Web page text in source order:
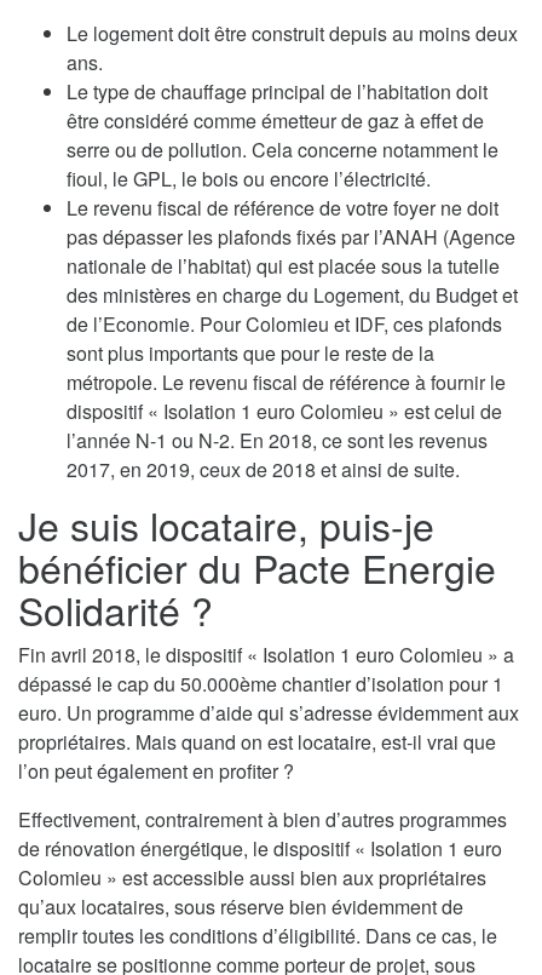
Le logement doit être construit depuis au moins deux
ans.
Le type de chauffage principal de l’habitation doit
être considéré comme émetteur de gaz à effet de
serre ou de pollution. Cela concerne notamment le
fioul, le GPL, le bois ou encore l’électricité.
Le revenu fiscal de référence de votre foyer ne doit
pas dépasser les plafonds fixés par l’ANAH (Agence
nationale de l’habitat) qui est placée sous la tutelle
des ministères en charge du Logement, du Budget et
de l’Economie. Pour Colomieu et IDF, ces plafonds
sont plus importants que pour le reste de la
métropole. Le revenu fiscal de référence à fournir le
dispositif « Isolation 1 euro Colomieu » est celui de
l’année N-1 ou N-2. En 2018, ce sont les revenus
2017, en 2019, ceux de 2018 et ainsi de suite.
Je suis locataire, puis-je
bénéficier du Pacte Energie
Solidarité ?
Fin avril 2018, le dispositif « Isolation 1 euro Colomieu » a
dépassé le cap du 50.000ème chantier d’isolation pour 1
euro. Un programme d’aide qui s’adresse évidemment aux
propriétaires. Mais quand on est locataire, est-il vrai que
l’on peut également en profiter ?
Effectivement, contrairement à bien d’autres programmes
de rénovation énergétique, le dispositif « Isolation 1 euro
Colomieu » est accessible aussi bien aux propriétaires
qu’aux locataires, sous réserve bien évidemment de
remplir toutes les conditions d’éligibilité. Dans ce cas, le
locataire se positionne comme porteur de projet, sous